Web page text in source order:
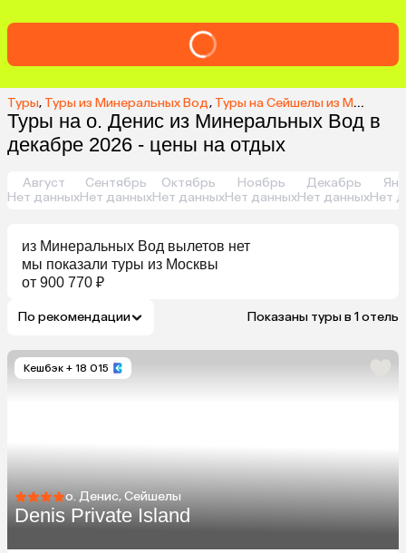
Туры, Туры из Минеральных Вод, Туры на Сейшелы из Минеральных Вод
Туры на о. Денис из Минеральных Вод в
декабре 2026 - цены на отдых
Август
Нет данных
Сентябрь
Нет данных
Октябрь
Нет данных
Ноябрь
Нет данных
Декабрь
Нет данныхНет
из Минеральных Вод вылетов нет
мы показали туры из Москвы
от 900 770 ₽
По рекомендации Показаны туры в 1 отель
Кешбэк + 18 015
о. Денис, Сейшелы
Denis Private Island